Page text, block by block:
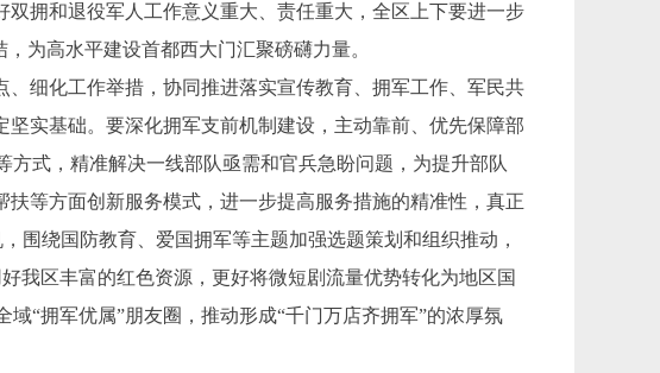
拥和退役军人工作意义重大、责任重大，全区上下要进一步
为高水平建设首都西大门汇聚磅礴力量。
细化工作举措，协同推进落实宣传教育、拥军工作、军民共
实基础。要深化拥军支前机制建设，主动靠前、优先保障部
式，精准解决一线部队亟需和官兵急盼问题，为提升部队
等方面创新服务模式，进一步提高服务措施的精准性，真正
围绕国防教育、爱国拥军等主题加强选题策划和组织推动，
我区丰富的红色资源，更好将微短剧流量优势转化为地区国
“拥军优属”朋友圈，推动形成“千门万店齐拥军”的浓厚氛